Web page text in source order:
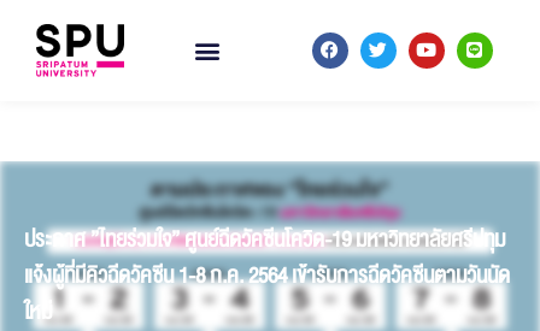
ประกาศ ”ไทยร่วมใจ” ศูนย์ฉีดวัคซีนโควิด-19 มหาวิทยาลัยศรีปทุม
แจ้งผู้ที่มีคิวฉีดวัคซีน 1-8 ก.ค. 2564 เข้ารับการฉีดวัคซีนตามวันนัด
ใหม่